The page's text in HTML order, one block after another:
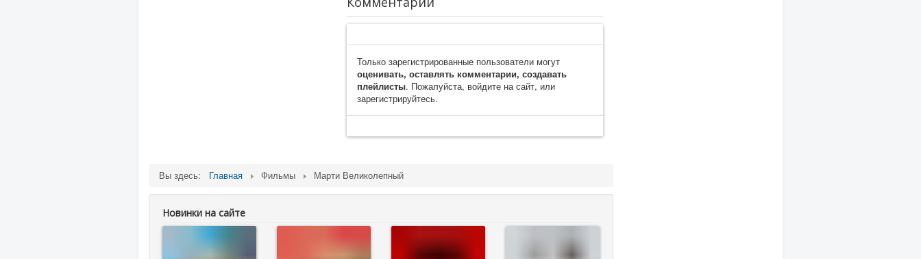
Только зарегистрированные пользователи могут
оценивать, оставлять комментарии, создавать
плейлисты. Пожалуйста, войдите на сайт, или
зарегистрируйтесь.
Вы здесь: Главная Фильмы Марти Великолепный
Новинки на сайте